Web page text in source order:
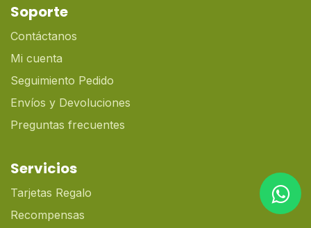
Soporte
Contáctanos
Mi cuenta
Seguimiento Pedido
Envíos y Devoluciones
Preguntas frecuentes
Servicios
Tarjetas Regalo
Recompensas